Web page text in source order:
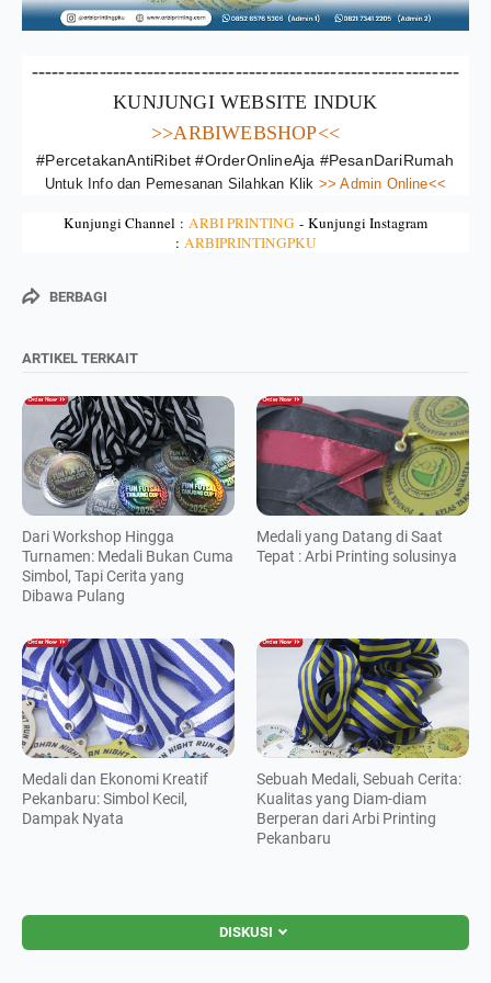
---------------------------------------------------------------
KUNJUNGI WEBSITE INDUK
>>ARBIWEBSHOP<<
#PercetakanAntiRibet #OrderOnlineAja #PesanDariRumah
Untuk Info dan Pemesanan Silahkan Klik >> Admin Online<<
Kunjungi Channel : ARBI PRINTING - Kunjungi Instagram
: ARBIPRINTINGPKU
BERBAGI
ARTIKEL TERKAIT
Dari Workshop Hingga
Turnamen: Medali Bukan Cuma
Simbol, Tapi Cerita yang
Dibawa Pulang
Medali yang Datang di Saat
Tepat : Arbi Printing solusinya
Medali dan Ekonomi Kreatif
Pekanbaru: Simbol Kecil,
Dampak Nyata
Sebuah Medali, Sebuah Cerita:
Kualitas yang Diam-diam
Berperan dari Arbi Printing
Pekanbaru
DISKUSI